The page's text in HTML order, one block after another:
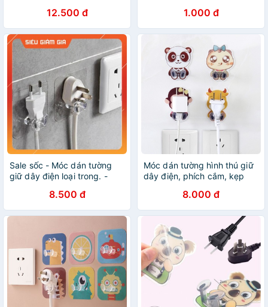
12.500 đ 1.000 đ
Sale sốc - Móc dán tường
giữ dây điện loại trong. -
8.500 đ
Móc dán tường hình thú giữ
dây điện, phích cắm, kẹp
kê đỡ sạc điện thoại hoạt
hình dễ thương
8.000 đ